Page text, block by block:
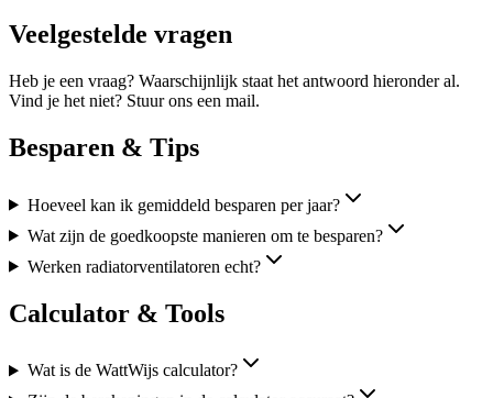
Veelgestelde vragen
Heb je een vraag? Waarschijnlijk staat het antwoord hieronder al.
Vind je het niet? Stuur ons een mail.
Besparen & Tips
Hoeveel kan ik gemiddeld besparen per jaar?
Wat zijn de goedkoopste manieren om te besparen?
Werken radiatorventilatoren echt?
Calculator & Tools
Wat is de WattWijs calculator?